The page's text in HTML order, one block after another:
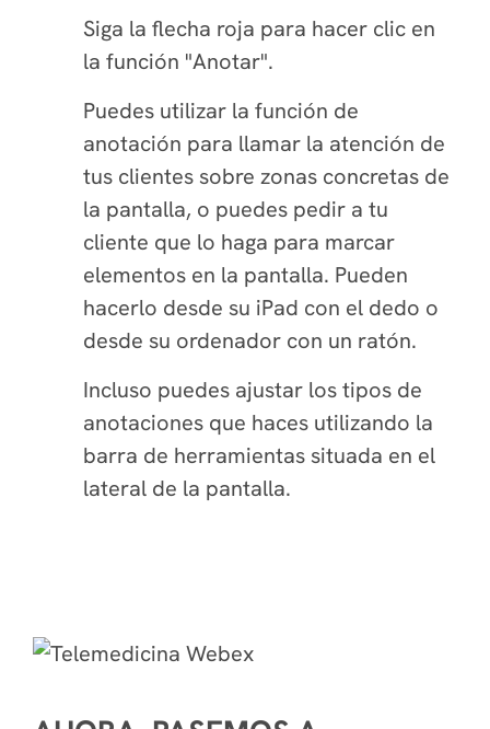
Siga la flecha roja para hacer clic en
la función "Anotar".
Puedes utilizar la función de
anotación para llamar la atención de
tus clientes sobre zonas concretas de
la pantalla, o puedes pedir a tu
cliente que lo haga para marcar
elementos en la pantalla. Pueden
hacerlo desde su iPad con el dedo o
desde su ordenador con un ratón.
Incluso puedes ajustar los tipos de
anotaciones que haces utilizando la
barra de herramientas situada en el
lateral de la pantalla.